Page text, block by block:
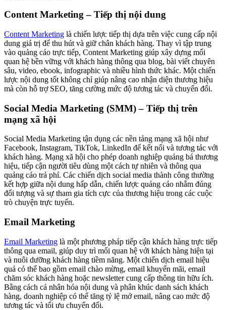
Content Marketing – Tiếp thị nội dung
Content Marketing là chiến lược tiếp thị dựa trên việc cung cấp nội
dung giá trị để thu hút và giữ chân khách hàng. Thay vì tập trung
vào quảng cáo trực tiếp, Content Marketing giúp xây dựng mối
quan hệ bền vững với khách hàng thông qua blog, bài viết chuyên
sâu, video, ebook, infographic và nhiều hình thức khác. Một chiến
lược nội dung tốt không chỉ giúp nâng cao nhận diện thương hiệu
mà còn hỗ trợ SEO, tăng cường mức độ tương tác và chuyển đổi.
Social Media Marketing (SMM) – Tiếp thị trên
mạng xã hội
Social Media Marketing tận dụng các nền tảng mạng xã hội như
Facebook, Instagram, TikTok, LinkedIn để kết nối và tương tác với
khách hàng. Mạng xã hội cho phép doanh nghiệp quảng bá thương
hiệu, tiếp cận người tiêu dùng một cách tự nhiên và thông qua
quảng cáo trả phí. Các chiến dịch social media thành công thường
kết hợp giữa nội dung hấp dẫn, chiến lược quảng cáo nhắm đúng
đối tượng và sự tham gia tích cực của thương hiệu trong các cuộc
trò chuyện trực tuyến.
Email Marketing
Email Marketing là một phương pháp tiếp cận khách hàng trực tiếp
thông qua email, giúp duy trì mối quan hệ với khách hàng hiện tại
và nuôi dưỡng khách hàng tiềm năng. Một chiến dịch email hiệu
quả có thể bao gồm email chào mừng, email khuyến mãi, email
chăm sóc khách hàng hoặc newsletter cung cấp thông tin hữu ích.
Bằng cách cá nhân hóa nội dung và phân khúc danh sách khách
hàng, doanh nghiệp có thể tăng tỷ lệ mở email, nâng cao mức độ
tương tác và tối ưu chuyển đổi.